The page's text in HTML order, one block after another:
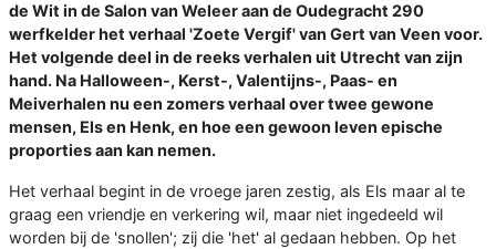
de Wit in de Salon van Weleer aan de Oudegracht 290
werfkelder het verhaal 'Zoete Vergif' van Gert van Veen voor.
Het volgende deel in de reeks verhalen uit Utrecht van zijn
hand. Na Halloween-, Kerst-, Valentijns-, Paas- en
Meiverhalen nu een zomers verhaal over twee gewone
mensen, Els en Henk, en hoe een gewoon leven epische
proporties aan kan nemen.
Het verhaal begint in de vroege jaren zestig, als Els maar al te
graag een vriendje en verkering wil, maar niet ingedeeld wil
worden bij de 'snollen'; zij die 'het' al gedaan hebben. Op het